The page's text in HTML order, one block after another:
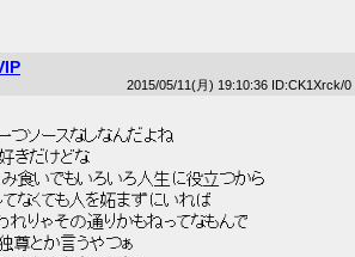
2015/05/11(月) 19:10:36 ID:CK1Xrck/0
つソースなしなんだよね
きだけどな
食いでもいろいろ人生に役立つから
なくても人を妬まずにいれば
れりゃその通りかもねってなもんで
尊とか言うやつぁ